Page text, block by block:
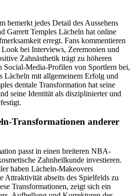
bemerkt jedes Detail des Aussehens
Garrett Temples Lächeln hat online
erregt. Fans kommentieren
bei Interviews, Zeremonien und
Zahnästhetik trägt zu höheren
Social-Media-Profilen von Sportlern bei,
Lächeln mit allgemeinem Erfolg und
dentale Transformation hat seine
seine Identität als disziplinierter und
Transformationen anderer
passt in einen breiteren NBA-
Zahnheilkunde investieren.
haben Lächeln-Makeovers
Attraktivität abseits des Spielfelds zu
Transformationen, zeigt sich ein